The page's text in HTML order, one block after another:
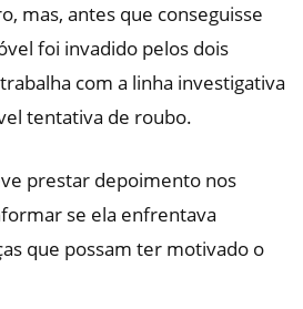
mas, antes que conseguisse
foi invadido pelos dois
com a linha investigativa
tentativa de roubo.
prestar depoimento nos
se ela enfrentava
que possam ter motivado o